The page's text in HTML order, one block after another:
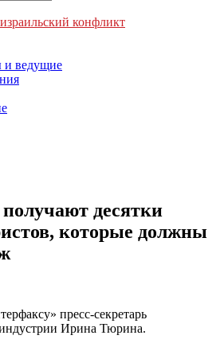
конфликт
ведущие
десятки
которые должны
пресс-секретарь
Ирина Тюрина.